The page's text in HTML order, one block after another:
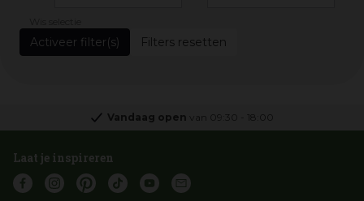
Filters resetten
Vandaag open van 09:30 18:00
Laat je inspireren